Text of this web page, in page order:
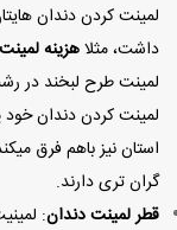
لمینت کردن دندان
داشت، مثلاهزینه
لمینت طرح لبخند در
لمینت کردن دندان
استان نیز باهم فرق
گران تری دارند.
قطر لمینت دندان: